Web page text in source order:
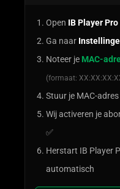
Open IB Player Pro
Ga naar
Noteer je MAC-
(formaat:
Stuur je MAC-
Wij activeren je
✅
Herstart IB Player
automatisch